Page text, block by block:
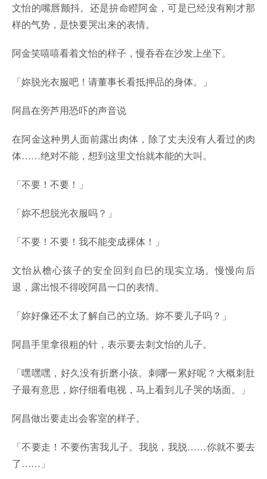
文怡的嘴唇颤抖。还是拚命瞪阿金，可是已经没有刚才那
样的气势，是快要哭出来的表情。
阿金笑嘻嘻看着文怡的样子，慢吞吞在沙发上坐下。
「妳脱光衣服吧！请董事长看抵押品的身体。」
阿昌在旁芦用恐吓的声音说
在阿金这种男人面前露出肉体，除了丈夫没有人看过的肉
体……绝对不能，想到这里文怡就本能的大叫。
「不要！不要！」
「妳不想脱光衣服吗？」
「不要！不要！我不能变成裸体！」
文怡从檐心孩子的安全回到自巳的现实立场。慢慢向后
退，露出恨不得咬阿昌一口的表情。
「妳好像还不太了解自己的立场。妳不要儿子吗？」
阿昌手里拿很粗的针，表示要去刺文怡的儿子。
「嘿嘿嘿，好久没有折磨小孩。刺哪一累好呢？大概刺肚
子最有意思，妳仔细看电视，马上看到儿子哭的场面。」
阿昌做出要走出会客室的样子。
「不要走！不要伤害我儿子。我脱，我脱……你就不要去
了……」